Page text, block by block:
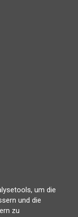
um die
und die
zu